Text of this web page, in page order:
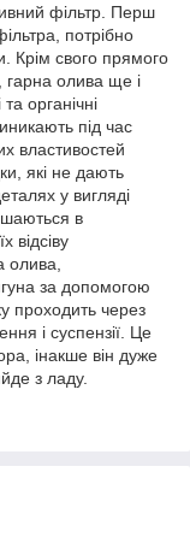
фільтр. Перш
потрібно
Крім свого прямого
гарна олива ще і
органічні
під час
властивостей
які не дають
у вигляді
в
відсіву
олива,
за допомогою
проходить через
і суспензії. Це
інакше він дуже
з ладу.